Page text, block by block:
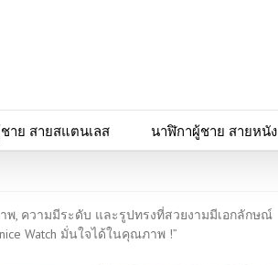
าย สายสแตนเลส นาฬิกาผู้ชาย สายหนัง
, ความมีระดับ และรูปทรงที่สวยงามมีเอกลักษณ์
Watch มั่นใจได้ในคุณภาพ !”